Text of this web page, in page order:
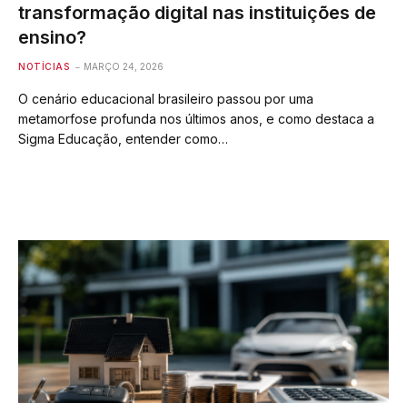
transformação digital nas instituições de
ensino?
NOTÍCIAS MARÇO 24, 2026
O cenário educacional brasileiro passou por uma
metamorfose profunda nos últimos anos, e como destaca a
Sigma Educação, entender como…